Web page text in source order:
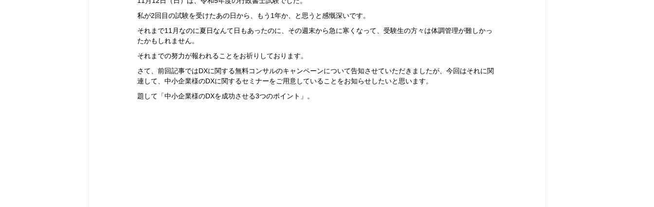
私が2回目の試験を受けたあの日から、もう1年か、と思うと感慨深いです。
それまで11月なのに夏日なんて日もあったのに、その週末から急に寒くなって、受験生の方々は体調管理が難しかっ
たかもしれません。
それまでの努力が報われることをお祈りしております。
さて、前回記事ではDXに関する無料コンサルのキャンペーンについて告知させていただきましたが、今回はそれに関
連して、中小企業様のDXに関するセミナーをご用意していることをお知らせしたいと思います。
題して「中小企業様のDXを成功させる3つのポイント」。